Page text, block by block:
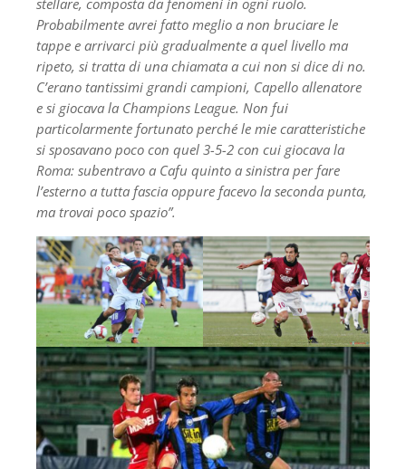
Probabilmente avrei fatto meglio a non bruciare le
tappe e arrivarci più gradualmente a quel livello ma
ripeto, si tratta di una chiamata a cui non si dice di no.
C’erano tantissimi grandi campioni, Capello allenatore
e si giocava la Champions League. Non fui
particolarmente fortunato perché le mie caratteristiche
si sposavano poco con quel 3-5-2 con cui giocava la
Roma: subentravo a Cafu quinto a sinistra per fare
l’esterno a tutta fascia oppure facevo la seconda punta,
ma trovai poco spazio”.